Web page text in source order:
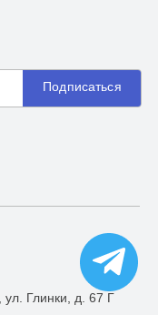
Подписаться
Глинки, д. 67 Г